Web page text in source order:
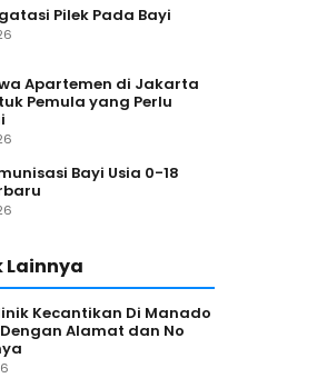
Pilek Pada Bayi
Apartemen di Jakarta
Pemula yang Perlu
Bayi Usia 0-18
Lainnya
Kecantikan Di Manado
Alamat dan No